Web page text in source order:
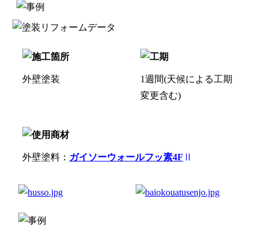
外壁塗装
1週間(天候による工期
変更含む)
外壁塗料： ガイソーウォールフッ素4F Ⅱ